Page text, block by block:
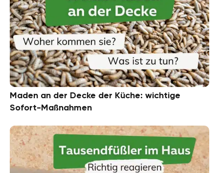
Maden an der Decke der Küche: wichtige
Sofort-Maßnahmen